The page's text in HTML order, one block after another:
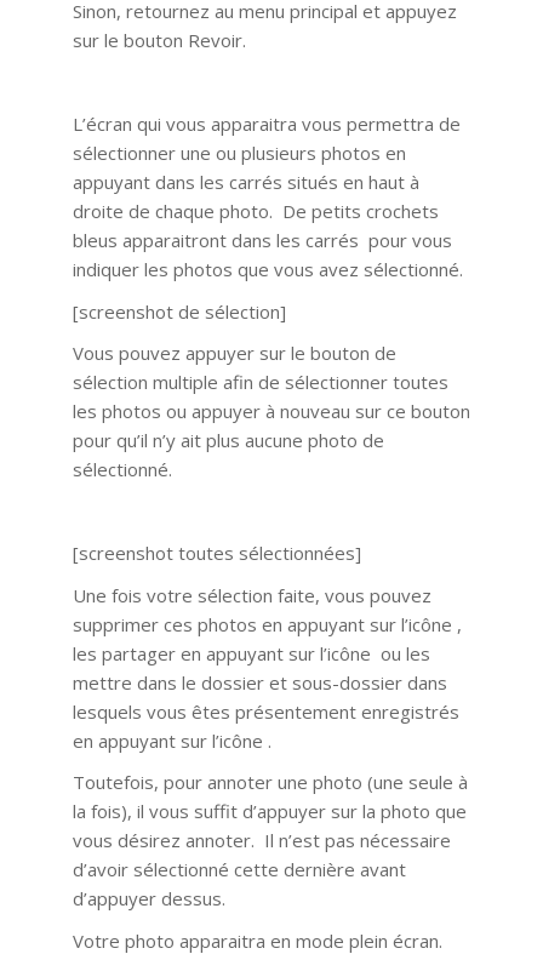
Sinon, retournez au menu principal et appuyez
sur le bouton Revoir.
L’écran qui vous apparaitra vous permettra de
sélectionner une ou plusieurs photos en
appuyant dans les carrés situés en haut à
droite de chaque photo. De petits crochets
bleus apparaitront dans les carrés pour vous
indiquer les photos que vous avez sélectionné.
[screenshot de sélection]
Vous pouvez appuyer sur le bouton de
sélection multiple afin de sélectionner toutes
les photos ou appuyer à nouveau sur ce bouton
pour qu’il n’y ait plus aucune photo de
sélectionné.
[screenshot toutes sélectionnées]
Une fois votre sélection faite, vous pouvez
supprimer ces photos en appuyant sur l’icône ,
les partager en appuyant sur l’icône ou les
mettre dans le dossier et sous-dossier dans
lesquels vous êtes présentement enregistrés
en appuyant sur l’icône .
Toutefois, pour annoter une photo (une seule à
la fois), il vous suffit d’appuyer sur la photo que
vous désirez annoter. Il n’est pas nécessaire
d’avoir sélectionné cette dernière avant
d’appuyer dessus.
Votre photo apparaitra en mode plein écran.